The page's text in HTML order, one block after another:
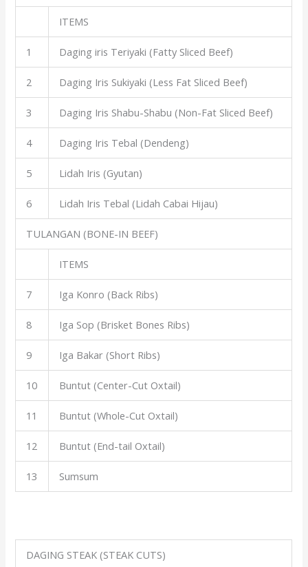
ITEMS
1 Daging iris Teriyaki (Fatty Sliced Beef)
2 Daging Iris Sukiyaki (Less Fat Sliced Beef)
3 Daging Iris Shabu-Shabu (Non-Fat Sliced Beef)
4 Daging Iris Tebal (Dendeng)
5 Lidah Iris (Gyutan)
6 Lidah Iris Tebal (Lidah Cabai Hijau)
TULANGAN (BONE-IN BEEF)
ITEMS
7 Iga Konro (Back Ribs)
8 Iga Sop (Brisket Bones Ribs)
9 Iga Bakar (Short Ribs)
10 Buntut (Center-Cut Oxtail)
11 Buntut (Whole-Cut Oxtail)
12 Buntut (End-tail Oxtail)
13 Sumsum
DAGING STEAK (STEAK CUTS)